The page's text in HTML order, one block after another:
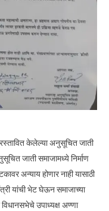
केलेल्या अनुसूचित जाती
जाती समाजामध्ये निर्माण
अन्याय होणार नाही यासाठी
यांची भेट घेऊन समाजाच्या
विधानसभेचे उपाध्यक्ष अण्णा